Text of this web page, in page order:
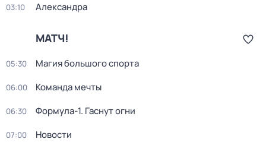
03:10 Александра
МАТЧ!
05:30 Магия большого спорта
06:00 Команда мечты
06:30 Формула-1. Гаснут огни
07:00 Новости